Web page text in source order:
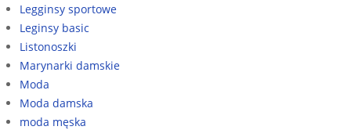
Legginsy sportowe
Leginsy basic
Listonoszki
Marynarki damskie
Moda
Moda damska
moda męska